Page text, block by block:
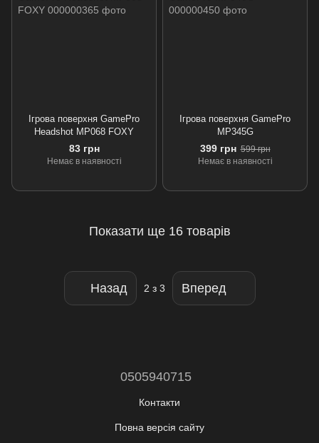
Ігрова поверхня GamePro
Headshot MP068 FOXY
83 грн
Немає в наявності
Ігрова поверхня GamePro
MP345G
399 грн 599 грн
Немає в наявності
Показати ще 16 товарів
Назад 2 з 3 Вперед
0505940715
Контакти
Повна версія сайту